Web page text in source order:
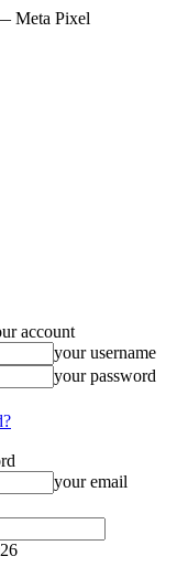
Pixel
account
your username
your password
your email